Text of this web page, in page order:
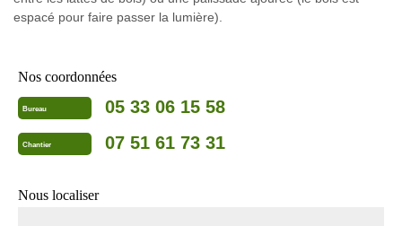
espacé pour faire passer la lumière).
Nos coordonnées
Bureau 05 33 06 15 58
Chantier 07 51 61 73 31
Nous localiser